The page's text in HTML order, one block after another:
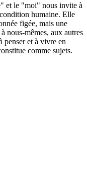
et le "moi" nous invite à
humaine. Elle
figée, mais une
nous-mêmes, aux autres
penser et à vivre en
comme sujets.